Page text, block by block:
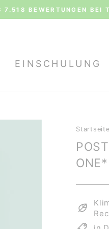
Pause
BEWERTUNGEN BEI
EINSCHULUNG
Startseite
ONE*